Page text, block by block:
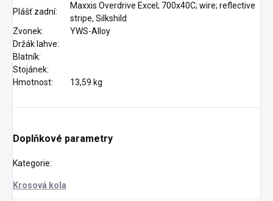
Plášť zadní:
Maxxis Overdrive Excel; 700x40C; wire; reflective
stripe, Silkshild
Zvonek:
YWS-Alloy
Držák lahve:
Blatník:
Stojánek:
Hmotnost:
13,59 kg
Doplňkové parametry
Kategorie:
Krosová kola